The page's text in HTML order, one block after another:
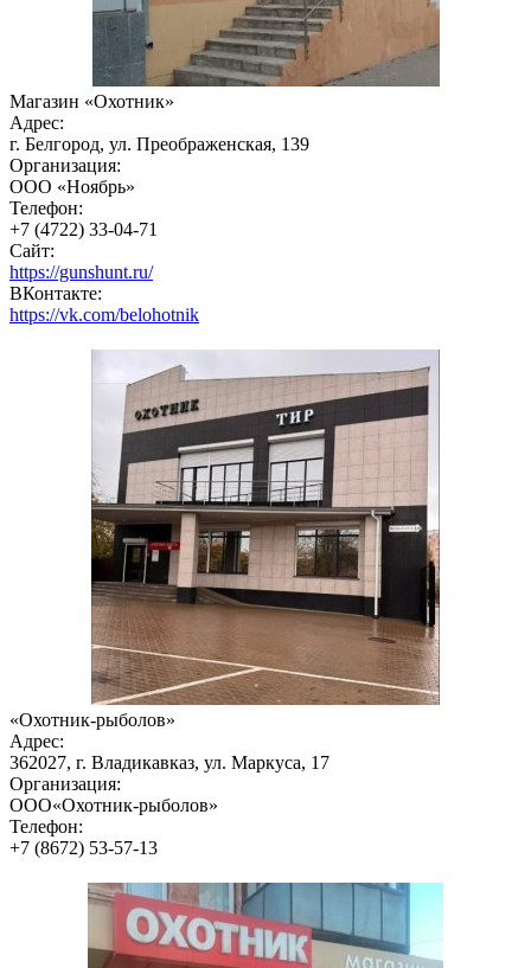
Магазин «Охотник»
Адрес:
г. Белгород, ул. Преображенская, 139
Организация:
ООО «Ноябрь»
Телефон:
+7 (4722) 33-04-71
Сайт:
https://gunshunt.ru/
ВКонтакте:
https://vk.com/belohotnik
«Охотник-рыболов»
Адрес:
362027, г. Владикавказ, ул. Маркуса, 17
Организация:
ООО«Охотник-рыболов»
Телефон:
+7 (8672) 53-57-13